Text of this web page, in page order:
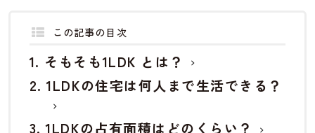
この記事の目次
そもそも1LDK とは？
1LDKの住宅は何人まで生活できる？
1LDKの占有面積はどのくらい？